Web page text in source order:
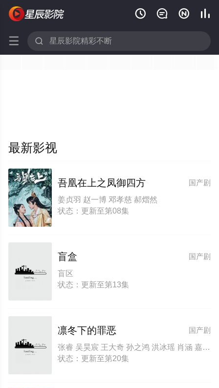
   
 
最新影视
国产剧
吾凰在上之凤御四方
姜贞羽 赵一博 邓孝慈 郝熠然
状态：更新至第08集
国产剧
盲盒
盲区
状态：更新至第13集
国产剧
凛冬下的罪恶
张睿 吴昊宸 王大奇 孙之鸿 洪冰瑶 肖涵 嘉泽 李蒲赫 左腾云 何磊 王心嫚 李繁 苏宥辰 刘佳萌 洪爽 刘亭希 窦新豪 刘伟峰 刘朔豪 徐章
状态：更新至第20集